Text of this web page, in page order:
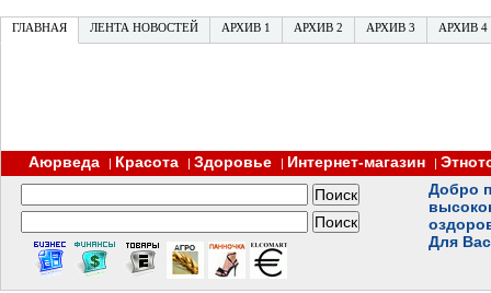
ГЛАВНАЯ ЛЕНТА НОВОСТЕЙ АРХИВ 1 АРХИВ 2 АРХИВ 3 АРХИВ 4
Аюрведа | Красота | Здоровье | Интернет-магазин |
Добро
Для